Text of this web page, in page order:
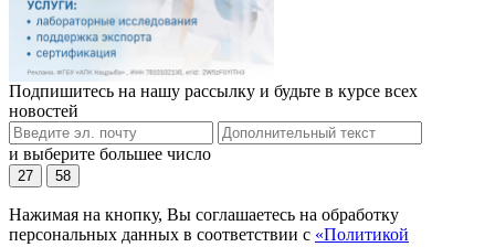
Подпишитесь на нашу рассылку и будьте в курсе всех
новостей
и выберите большее число
27 58
Нажимая на кнопку, Вы соглашаетесь на обработку
персональных данных в соответствии с «Политикой